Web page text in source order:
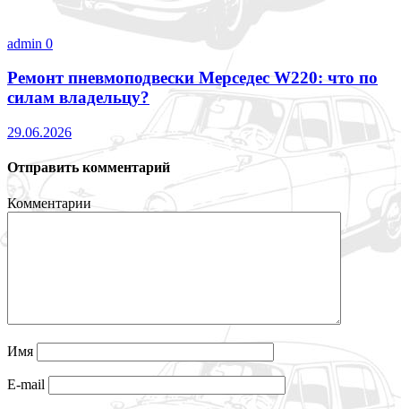
admin 0
Ремонт пневмоподвески Мерседес W220: что по
силам владельцу?
29.06.2026
Отправить комментарий
Комментарии
Имя
E-mail